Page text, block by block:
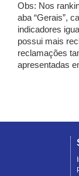
Obs: Nos
aba “Gerais”,
indicadores
possui mais
reclamações
apresentadas